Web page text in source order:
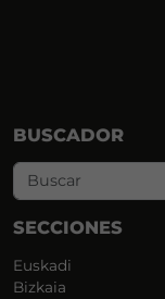
BUSCADOR
SECCIONES
Euskadi
Bizkaia